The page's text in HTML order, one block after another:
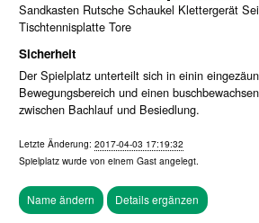
Sandkasten Rutsche Schaukel Klettergerät
Tischtennisplatte Tore
Sicherheit
Der Spielplatz unterteilt sich in einin
Bewegungsbereich und einen
zwischen Bachlauf und Besiedlung.
Letzte Änderung: 2017-04-03 17:19:32
Spielplatz wurde von einem Gast angelegt.